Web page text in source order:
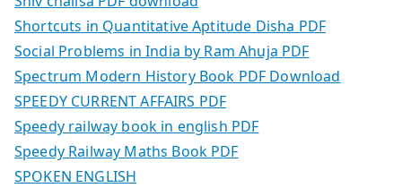
Shortcuts in Quantitative Aptitude Disha PDF
Social Problems in India by Ram Ahuja PDF
Spectrum Modern History Book PDF Download
SPEEDY CURRENT AFFAIRS PDF
Speedy railway book in english PDF
Speedy Railway Maths Book PDF
SPOKEN ENGLISH